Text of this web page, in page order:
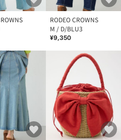
RODEO CROWNS
M / D/BLU3
¥9,350